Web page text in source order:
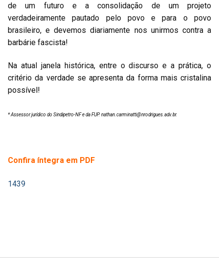
de um futuro e a consolidação de um projeto
verdadeiramente pautado pelo povo e para o povo
brasileiro, e devemos diariamente nos unirmos contra a
barbárie fascista!
Na atual janela histórica, entre o discurso e a prática, o
critério da verdade se apresenta da forma mais cristalina
possível!
* Assessor jurídico do Sindipetro-NF e da FUP. nathan.carminatti@nrodrigues.adv.br.
Confira íntegra em PDF
1439